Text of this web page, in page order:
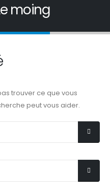
moing
trouver ce que vous
peut vous aider.
d'Intérêt Général
Publiques